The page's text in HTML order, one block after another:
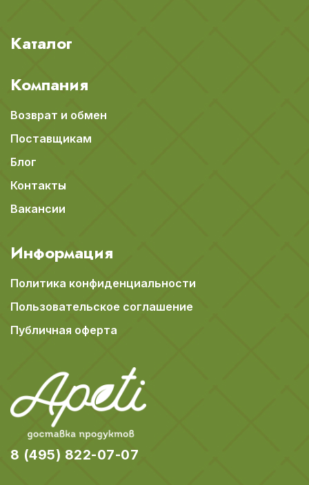
Каталог
Компания
Возврат и обмен
Поставщикам
Блог
Контакты
Вакансии
Информация
Политика конфиденциальности
Пользовательское соглашение
Публичная оферта
8 (495) 822-07-07